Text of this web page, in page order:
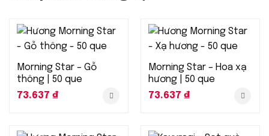
Morning Star – Gỗ
thông | 50 que
73.637 ₫
Morning Star – Hoa xạ
hương | 50 que
73.637 ₫